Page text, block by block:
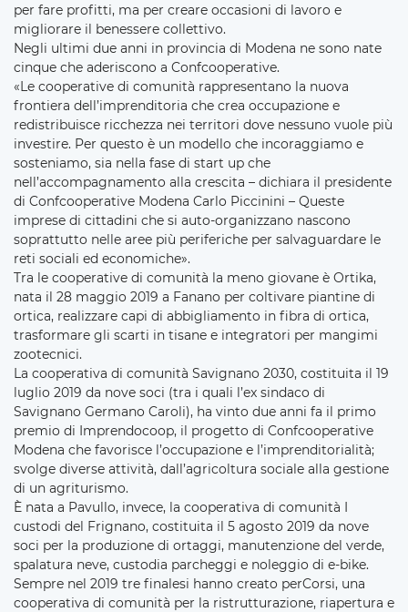
per fare profitti, ma per creare occasioni di lavoro e
migliorare il benessere collettivo.
Negli ultimi due anni in provincia di Modena ne sono nate
cinque che aderiscono a Confcooperative.
«Le cooperative di comunità rappresentano la nuova
frontiera dell’imprenditoria che crea occupazione e
redistribuisce ricchezza nei territori dove nessuno vuole più
investire. Per questo è un modello che incoraggiamo e
sosteniamo, sia nella fase di start up che
nell’accompagnamento alla crescita – dichiara il presidente
di Confcooperative Modena Carlo Piccinini – Queste
imprese di cittadini che si auto-organizzano nascono
soprattutto nelle aree più periferiche per salvaguardare le
reti sociali ed economiche».
Tra le cooperative di comunità la meno giovane è Ortika,
nata il 28 maggio 2019 a Fanano per coltivare piantine di
ortica, realizzare capi di abbigliamento in fibra di ortica,
trasformare gli scarti in tisane e integratori per mangimi
zootecnici.
La cooperativa di comunità Savignano 2030, costituita il 19
luglio 2019 da nove soci (tra i quali l’ex sindaco di
Savignano Germano Caroli), ha vinto due anni fa il primo
premio di Imprendocoop, il progetto di Confcooperative
Modena che favorisce l’occupazione e l’imprenditorialità;
svolge diverse attività, dall’agricoltura sociale alla gestione
di un agriturismo.
È nata a Pavullo, invece, la cooperativa di comunità I
custodi del Frignano, costituita il 5 agosto 2019 da nove
soci per la produzione di ortaggi, manutenzione del verde,
spalatura neve, custodia parcheggi e noleggio di e-bike.
Sempre nel 2019 tre finalesi hanno creato perCorsi, una
cooperativa di comunità per la ristrutturazione, riapertura e